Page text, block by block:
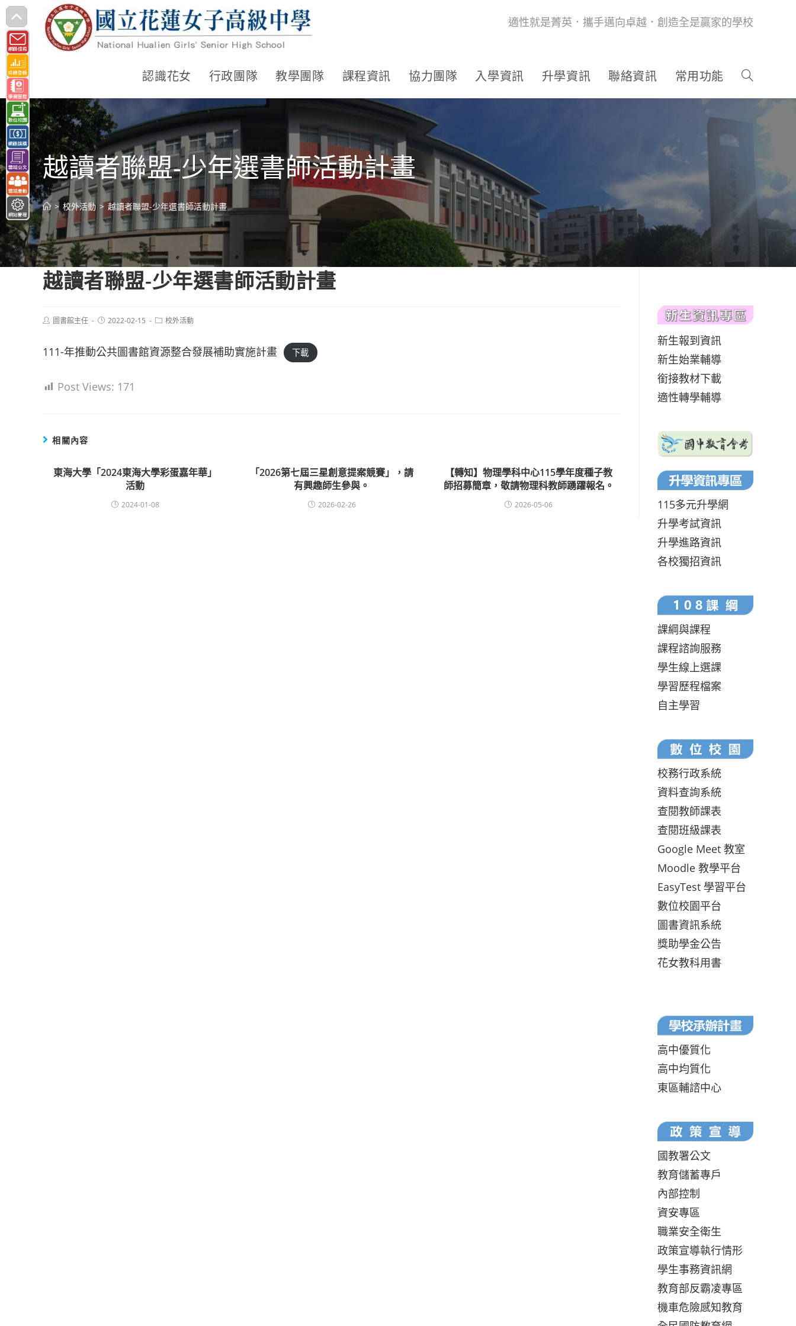
跳
轉
至
主
要
內
容
適性就是菁英．攜手邁向卓越．創造全是贏家的學校
認識花女 行政團隊 教學團隊 課程資訊 協力團隊 入學資訊 升學資訊 聯絡資訊 常用功能
越讀者聯盟-少年選書師活動計畫
> 校外活動 > 越讀者聯盟-少年選書師活動計畫
越讀者聯盟-少年選書師活動計畫
Post圖書館主任
Post2022-02-15
Post校外活動
111-年推動公共圖書館資源整合發展補助實施計畫 下載
Post Views: 171
相關內容
東海大學「2024東海大學彩蛋嘉年華」
活動
2024-01-08
「2026第七屆三星創意提案競賽」，請
有興趣師生參與。
2026-02-26
【轉知】物理學科中心115學年度種子教
師招募簡章，敬請物理科教師踴躍報名。
2026-05-06
新生報到資訊
新生始業輔導
銜接教材下載
適性轉學輔導
115多元升學網
升學考試資訊
升學進路資訊
各校獨招資訊
課綱與課程
課程諮詢服務
學生線上選課
學習歷程檔案
自主學習
校務行政系統
資料查詢系統
查閱教師課表
查閱班級課表
Google Meet 教室
Moodle 教學平台
EasyTest 學習平台
數位校園平台
圖書資訊系統
獎助學金公告
花女教科用書
高中優質化
高中均質化
東區輔諮中心
國教署公文
教育儲蓄專戶
內部控制
資安專區
職業安全衛生
政策宣導執行情形
學生事務資訊網
教育部反霸凌專區
機車危險感知教育